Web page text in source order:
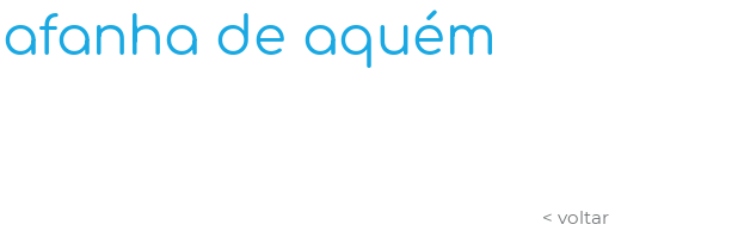
de aquém
< voltar